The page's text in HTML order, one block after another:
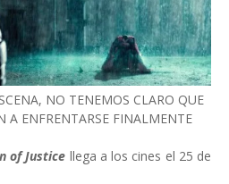
NO TENEMOS CLARO QUE
A ENFRENTARSE FINALMENTE
of Justice llega a los cines el 25 de